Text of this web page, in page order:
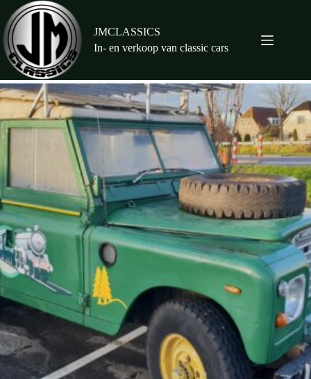
naar
de
inhoud
JMCLASSICS
In- en verkoop van classic cars